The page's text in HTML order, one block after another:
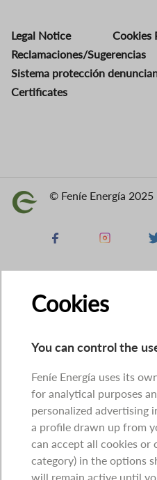
Legal Notice Cookies
Reclamaciones/Sugerencias
Sistema protección
Certificates
Image © Feníe Energía 2025
Facebook Instagram X
Cookies
You can control the
Feníe Energía uses its
for analytical purposes
personalized advertising
a profile drawn up from
can accept all cookies or
category) in the options
will remain active until